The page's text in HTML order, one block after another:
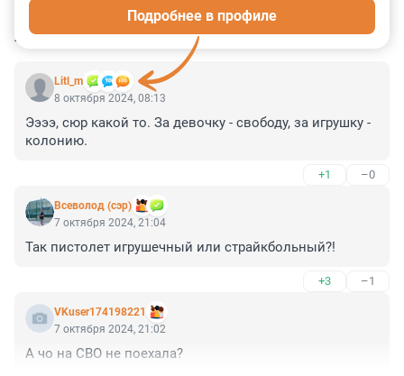
КОММЕНТАРИИ 13
Litl_m
Подробнее в профиле
8 октября 2024, 08:13
Ээээ, сюр какой то. За девочку - свободу, за игрушку -
колонию.
+1 –0
Всеволод (сэр)
7 октября 2024, 21:04
Так пистолет игрушечный или страйкбольный?!
+3 –1
VKuser174198221
7 октября 2024, 21:02
А чо на СВО не поехала?